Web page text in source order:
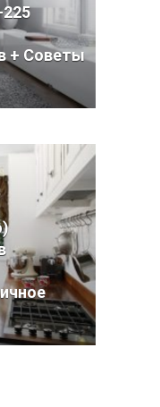
+ Советы